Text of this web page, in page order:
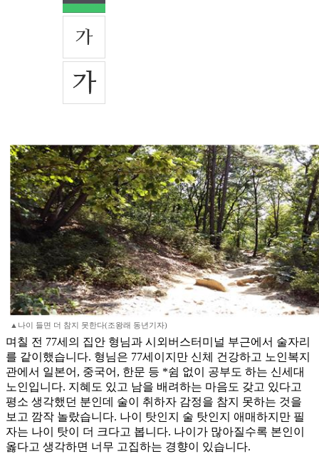
▲나이 들면 더 참지 못한다(조왕래 동년기자)
며칠 전 77세의 집안 형님과 시외버스터미널 부근에서 술자리
를 같이했습니다. 형님은 77세이지만 신체 건강하고 노인복지
관에서 일본어, 중국어, 한문 등 *쉼 없이 공부도 하는 신세대
노인입니다. 지혜도 있고 남을 배려하는 마음도 갖고 있다고
평소 생각했던 분인데 술이 취하자 감정을 참지 못하는 것을
보고 깜작 놀랐습니다. 나이 탓인지 술 탓인지 애매하지만 필
자는 나이 탓이 더 크다고 봅니다. 나이가 많아질수록 본인이
옳다고 생각하면 너무 고집하는 경향이 있습니다.